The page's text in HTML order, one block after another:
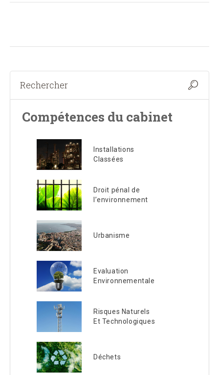
Compétences du cabinet
Installations
Classées
Droit pénal de
l’environnement
Urbanisme
Evaluation
Environnementale
Risques Naturels
Et Technologiques
Déchets